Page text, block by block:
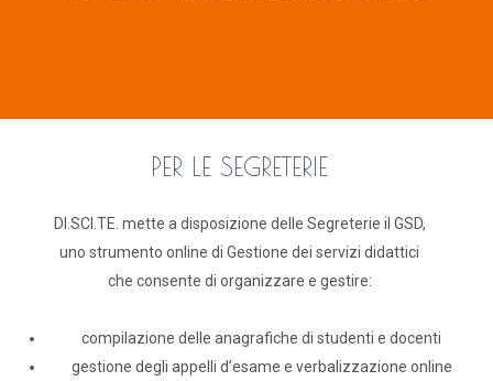
PER LE SEGRETERIE
DI.SCI.TE. mette a disposizione delle Segreterie il GSD,
uno strumento online di Gestione dei servizi didattici
che consente di organizzare e gestire:
compilazione delle anagrafiche di studenti e docenti
gestione degli appelli d’esame e verbalizzazione online